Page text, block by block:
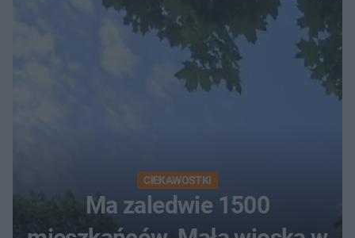
CIEKAWOSTKI
Ma zaledwie 1500